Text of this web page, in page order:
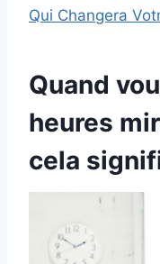
Qui Changera
Quand
heures
cela